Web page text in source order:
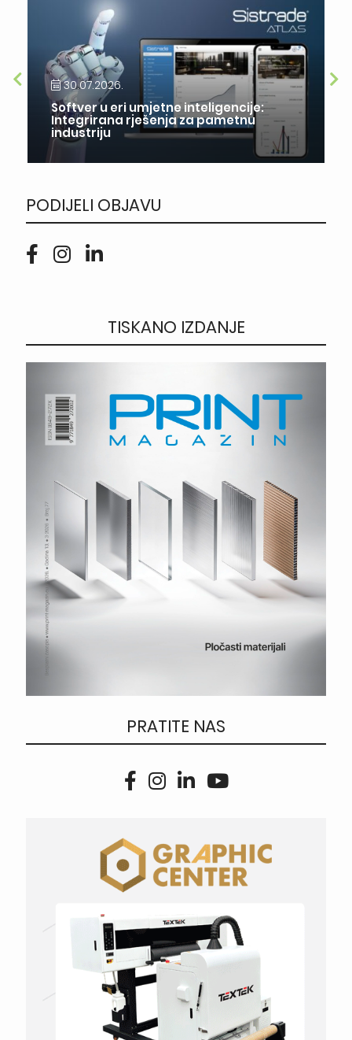
30.07.2026.
Softver u eri umjetne inteligencije:
Integrirana rješenja za pametnu
industriju
PODIJELI OBJAVU
TISKANO IZDANJE
PRATITE NAS